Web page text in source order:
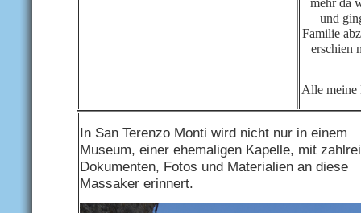
mehr da
und
Familie
erschien
Alle meine
In San Terenzo Monti wird nicht nur in einem
Museum, einer ehemaligen Kapelle, mit
Dokumenten, Fotos und Materialien an diese
Massaker erinnert.